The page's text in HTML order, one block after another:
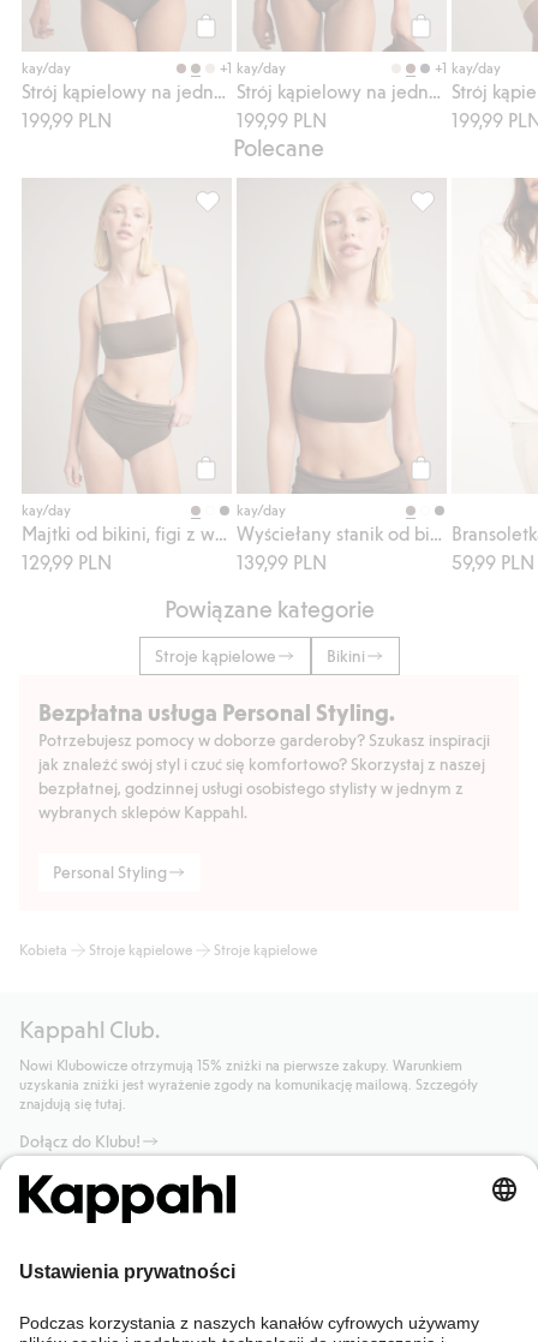
Kup
kay/day +1
199,99 PLN
Kup
kay/day +1
199,99 PLN
kay/day
199,99
Polecane
Kup
kay/day
129,99 PLN
Majtki od bikini, figi z wywijanym
Kup
kay/day
139,99 PLN
Wyściełany
59,99 PLN
Powiązane kategorie
Stroje kąpielowe Bikini
Bezpłatna usługa Personal Styling.
Potrzebujesz pomocy w doborze garderoby? Szukasz inspiracji
jak znaleźć swój styl i czuć się komfortowo? Skorzystaj z naszej
bezpłatnej, godzinnej usługi osobistego stylisty w jednym z
wybranych sklepów Kappahl.
Personal Styling
Kobieta Stroje kąpielowe Stroje kąpielowe
Kappahl Club.
Nowi Klubowicze otrzymują 15% zniżki na pierwsze zakupy. Warunkiem
uzyskania zniżki jest wyrażenie zgody na komunikację mailową. Szczegóły
znajdują się tutaj.
Dołącz do Klubu!